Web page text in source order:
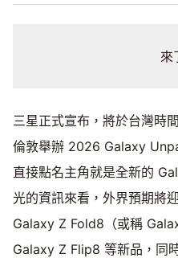
來
三星正式宣布，將於台灣時
倫敦舉辦 2026 Galaxy
直接點名主角就是全新的
光的資訊來看，外界預期將
Galaxy Z Fold8（或稱
Galaxy Z Flip8 等新品，同